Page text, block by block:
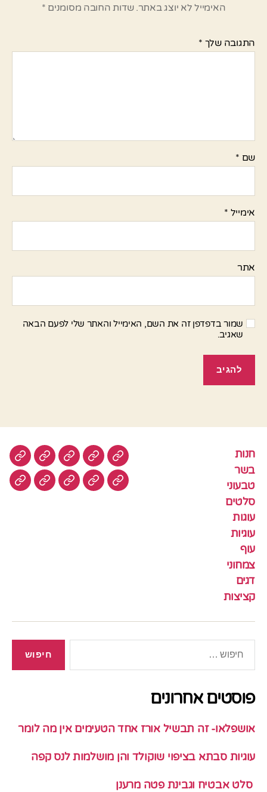
האימייל לא יוצג באתר. שדות החובה מסומנים *
התגובה שלך *
שם *
אימייל *
אתר
שמור בדפדפן זה את השם, האימייל והאתר שלי לפעם הבאה
שאגיב.
חנות
בשר
טבעוני
סלטים
עוגות
עוגיות
עוף
צמחוני
דגים
קציצות
חנות בשר טבעוניסלטים
עוגיותעוף צמחונידגים
פוסטים אחרונים
אושפלאו- זה תבשיל אורז אחד הטעימים אין מה לומר
עוגיות סבתא בציפוי שוקולד והן מושלמות לנס קפה
סלט אבטיח וגבינת פטה מרענן